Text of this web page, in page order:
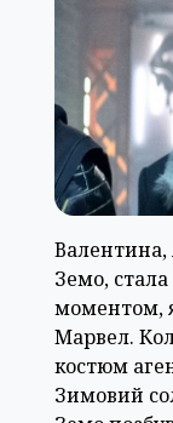
Валентина,
Земо,
моментом,
Марвел.
костюм
Зимовий